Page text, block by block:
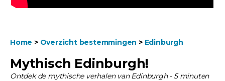
Home > Overzicht bestemmingen > Edinburgh
Mythisch Edinburgh!
Ontdek de mythische verhalen van Edinburgh - 5 minuten